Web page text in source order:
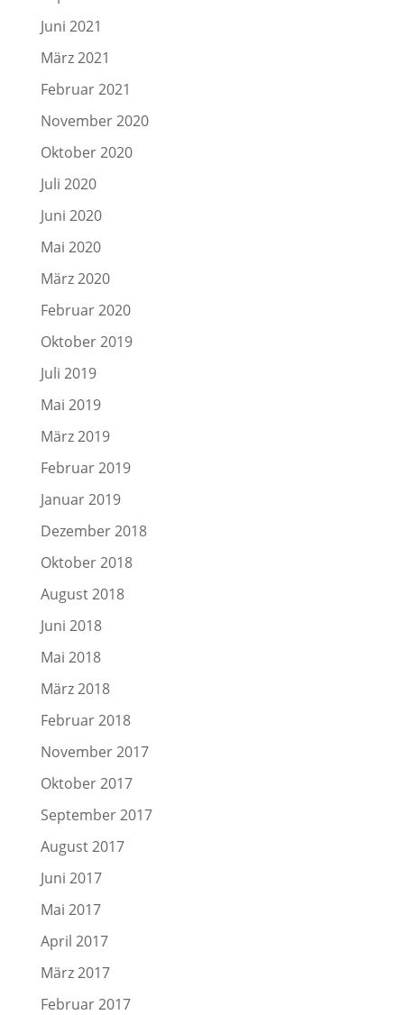
Juni 2021
März 2021
Februar 2021
November 2020
Oktober 2020
Juli 2020
Juni 2020
Mai 2020
März 2020
Februar 2020
Oktober 2019
Juli 2019
Mai 2019
März 2019
Februar 2019
Januar 2019
Dezember 2018
Oktober 2018
August 2018
Juni 2018
Mai 2018
März 2018
Februar 2018
November 2017
Oktober 2017
September 2017
August 2017
Juni 2017
Mai 2017
April 2017
März 2017
Februar 2017